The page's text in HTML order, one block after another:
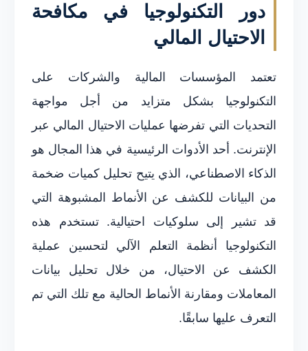
دور التكنولوجيا في مكافحة
الاحتيال المالي
تعتمد المؤسسات المالية والشركات على
التكنولوجيا بشكل متزايد من أجل مواجهة
التحديات التي تفرضها عمليات الاحتيال المالي عبر
الإنترنت. أحد الأدوات الرئيسية في هذا المجال هو
الذكاء الاصطناعي، الذي يتيح تحليل كميات ضخمة
من البيانات للكشف عن الأنماط المشبوهة التي
قد تشير إلى سلوكيات احتيالية. تستخدم هذه
التكنولوجيا أنظمة التعلم الآلي لتحسين عملية
الكشف عن الاحتيال، من خلال تحليل بيانات
المعاملات ومقارنة الأنماط الحالية مع تلك التي تم
التعرف عليها سابقًا.